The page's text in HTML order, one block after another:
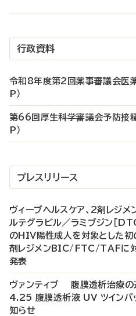
行政資料
令和8年度第2回薬事審議会医
P）
第66回厚生科学審議会予防接種
P）
プレスリリース
ヴィーブヘルスケア、2剤レジメ
ルテグラビル／ラミブジン［
のHIV陽性成人を対象とした初
剤レジメンBIC/FTC/TAFに対
発表
ヴァンティブ 腹膜透析治療の
4.25 腹膜透析液 UV ツインバ
知らせ